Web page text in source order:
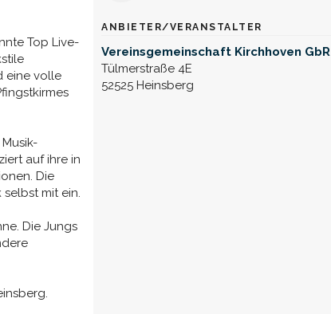
Top Live-
eine volle
auf ihre in
Die
mit ein.
Die Jungs
ANBIETER/VERANSTALTER
Vereinsgemeinschaft Kirchhoven GbR
Tülmerstraße 4E
52525 Heinsberg